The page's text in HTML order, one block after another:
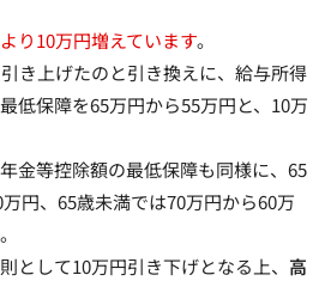
り10万円増えています。
き上げたのと引き換えに、給与所得
低保障を65万円から55万円と、10万
金等控除額の最低保障も同様に、65
円、65歳未満では70万円から60万
として10万円引き下げとなる上、 高